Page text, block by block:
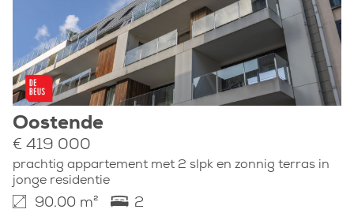
Oostende
€ 419 000
prachtig appartement met 2 slpk en zonnig terras in
jonge residentie
90.00 m² 2